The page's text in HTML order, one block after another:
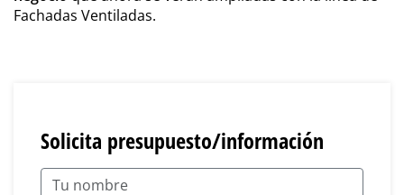
Fachadas Ventiladas.
Solicita presupuesto/información